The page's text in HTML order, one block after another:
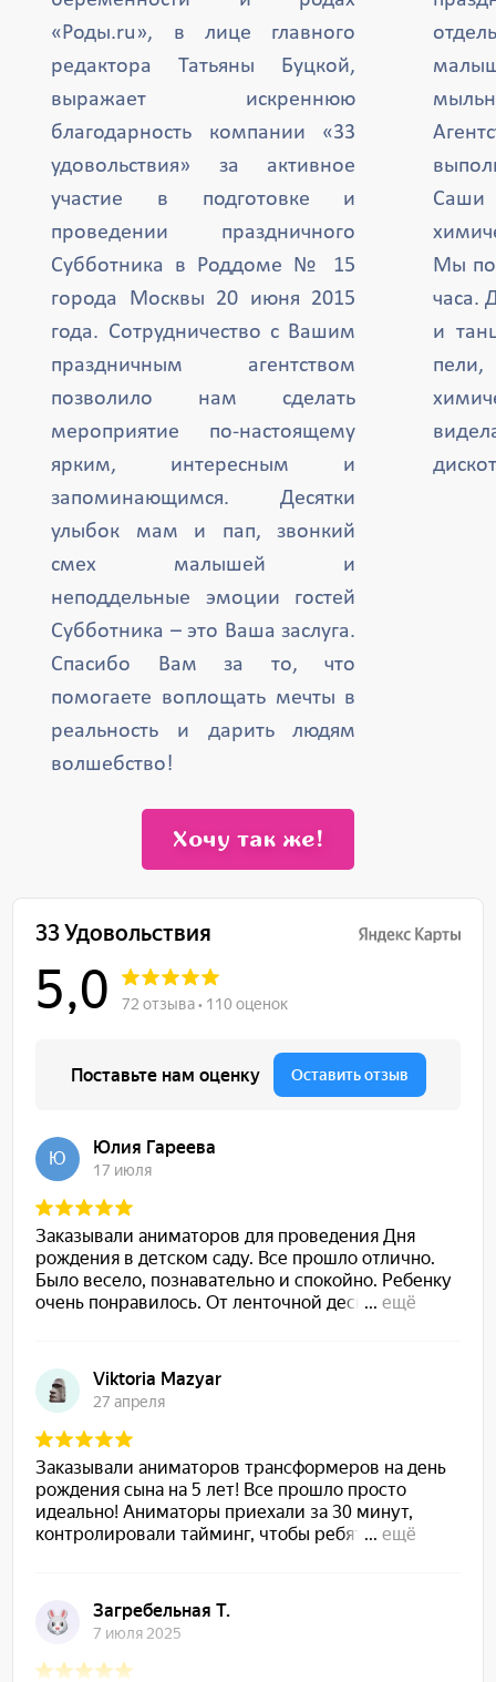
«Роды.ru», в лице главного
редактора Татьяны Буцкой,
выражает искреннюю
благодарность компании «33
удовольствия» за активное
участие в подготовке и
проведении праздничного
Субботника в Роддоме № 15
города Москвы 20 июня 2015
года. Сотрудничество с Вашим
праздничным агентством
позволило нам сделать
мероприятие по-настоящему
ярким, интересным и
запоминающимся. Десятки
улыбок мам и пап, звонкий
смех малышей и
неподдельные эмоции гостей
Субботника – это Ваша заслуга.
Спасибо Вам за то, что
помогаете воплощать мечты в
реальность и дарить людям
волшебство!
Саши
Мы
часа.
и
Хочу так же!